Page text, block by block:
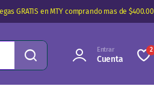
GRATIS en MTY comprando mas de $400.00
Entrar
Cuenta
2